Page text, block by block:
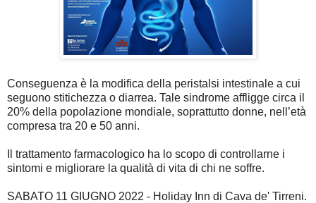
Conseguenza è la modifica della peristalsi intestinale a cui
seguono stitichezza o diarrea. Tale sindrome affligge circa il
20% della popolazione mondiale, soprattutto donne, nell’età
compresa tra 20 e 50 anni.
Il trattamento farmacologico ha lo scopo di controllarne i
sintomi e migliorare la qualità di vita di chi ne soffre.
SABATO 11 GIUGNO 2022 - Holiday Inn di Cava de' Tirreni.